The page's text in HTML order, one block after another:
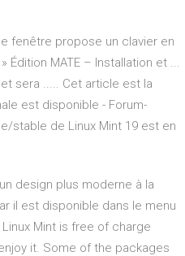
fenêtre propose un clavier en
Édition MATE – Installation et ...
sera ..... Cet article est la
est disponible - Forum-
stable de Linux Mint 19 est en
design plus moderne à la
il est disponible dans le menu
Linux Mint is free of charge
it. Some of the packages